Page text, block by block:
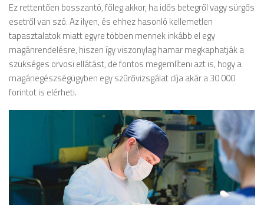
Ez rettentően bosszantó, főleg akkor, ha idős betegről vagy sürgős
esetről van szó. Az ilyen, és ehhez hasonló kellemetlen
tapasztalatok miatt egyre többen mennek inkább el egy
magánrendelésre, hiszen így viszonylag hamar megkaphatják a
szükséges orvosi ellátást, de fontos megemlíteni azt is, hogy a
magánegészségügyben egy szűrővizsgálat díja akár a 30 000
forintot is elérheti.